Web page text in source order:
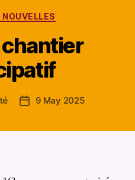
Categories
Post9 May 2025